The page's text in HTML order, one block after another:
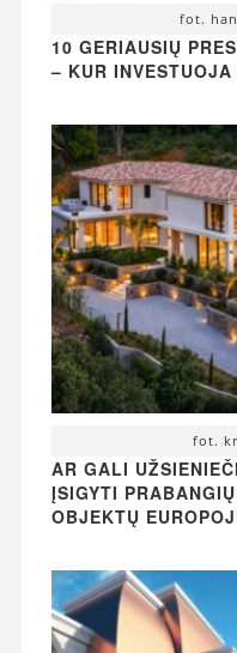
fot.
10 GERIAUSIŲ
– KUR
fot.
AR GALI
ĮSIGYTI
OBJEKTŲ